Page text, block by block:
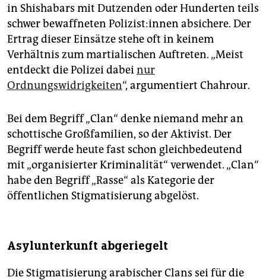
in Shishabars mit Dutzenden oder Hunderten teils
schwer bewaffneten Po­li­zis­t:in­nen absichere. Der
Ertrag dieser Einsätze stehe oft in keinem
Verhältnis zum martialischen Auftreten. „Meist
entdeckt die Polizei dabeinur
Ordnungswidrigkeiten“, argumentiert Chahrour.
Bei dem Begriff „Clan“ denke niemand mehr an
schottische Großfamilien, so der Aktivist. Der
Begriff werde heute fast schon gleichbedeutend
mit „organisierter Kriminalität“ verwendet. „Clan“
habe den Begriff „Rasse“ als Kategorie der
öffentlichen Stigmatisierung abgelöst.
Asylunterkunft abgeriegelt
Die Stigmatisierung arabischer Clans sei für die